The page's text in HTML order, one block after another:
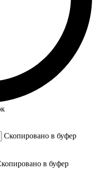
Скопировано в буфер
в буфер